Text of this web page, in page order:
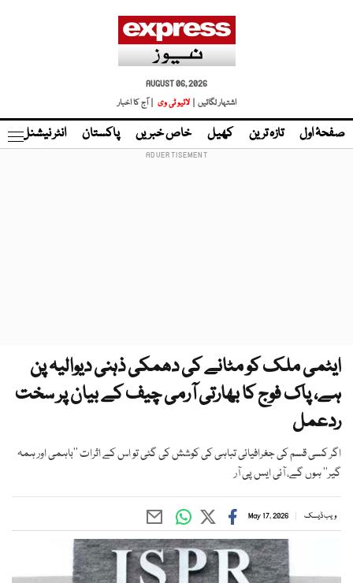
AUGUST 06, 2026
اشتہار لگائیں |
لائیو ٹی وی | آج کا اخبار
صفحۂ اول تازہ ترین کھیل خاص خبریں پاکستان انٹر نیشنل
ایٹمی ملک کو مٹانے کی دھمکی ذہنی دیوالیہ پن
ہے، پاک فوج کا بھارتی آرمی چیف کے بیان پر سخت
ردعمل
اگر کسی قسم کی جغرافیائی تباہی کی کوشش کی گئی تو اس کے اثرات ’’باہمی اور ہمہ
گیر‘‘ ہوں گے، آئی ایس پی آر
ویب ڈیسک May 17, 2026